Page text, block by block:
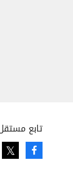
تابع
Facebook